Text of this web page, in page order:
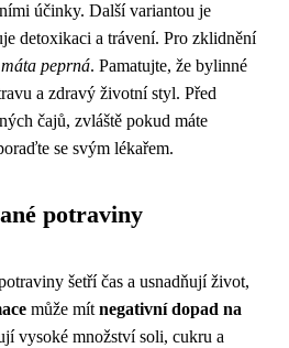
účinky. Další variantou je
detoxikaci a trávení. Pro zklidnění
máta peprná. Pamatujte, že bylinné
a zdravý životní styl. Před
čajů, zvláště pokud máte
se svým lékařem.
potraviny
šetří čas a usnadňují život,
může mítnegativní dopad na
vysoké množství soli, cukru a